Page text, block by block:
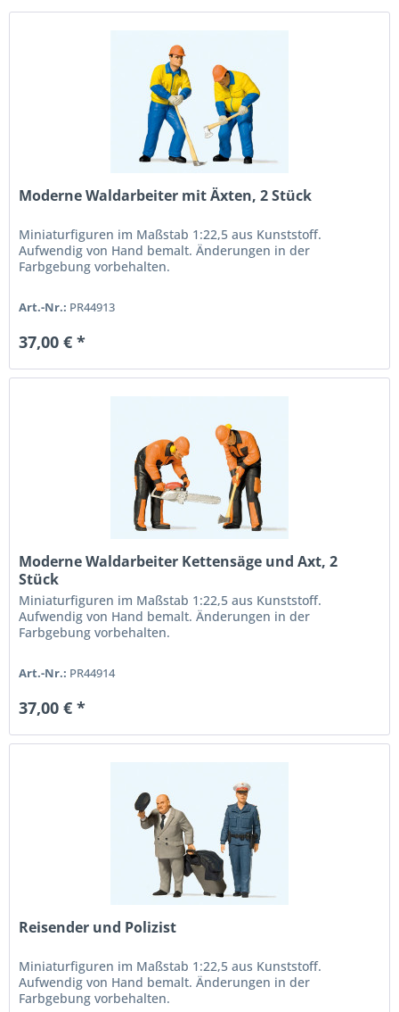
Moderne Waldarbeiter mit Äxten, 2 Stück
Miniaturfiguren im Maßstab 1:22,5 aus Kunststoff.
Aufwendig von Hand bemalt. Änderungen in der
Farbgebung vorbehalten.
Art.-Nr.: PR44913
37,00 € *
Moderne Waldarbeiter Kettensäge und Axt, 2
Stück
Miniaturfiguren im Maßstab 1:22,5 aus Kunststoff.
Aufwendig von Hand bemalt. Änderungen in der
Farbgebung vorbehalten.
Art.-Nr.: PR44914
37,00 € *
Reisender und Polizist
Miniaturfiguren im Maßstab 1:22,5 aus Kunststoff.
Aufwendig von Hand bemalt. Änderungen in der
Farbgebung vorbehalten.